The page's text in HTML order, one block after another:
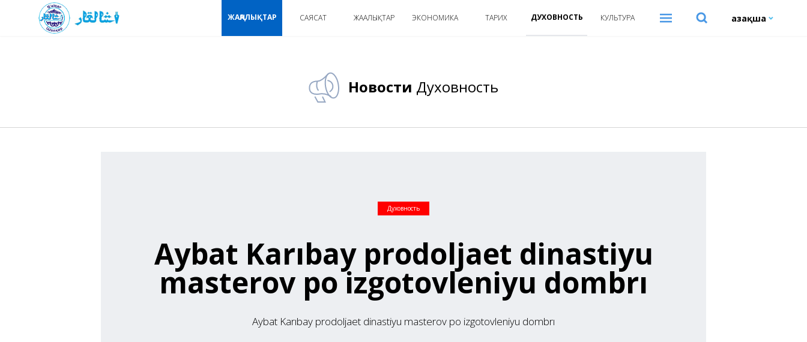
ЖАҢАЛЫҚТАР САЯСАТ ЖАҢАЛЫҚТАР ЭКОНОМИКА ТАРИХ ДУХОВНОСТЬ КУЛЬТУРА Қазақша
Новости Духовность
Духовность
Aybat Karıbay prodoljaet dinastiyu
masterov po izgotovleniyu dombrı
Aybat Karıbay prodoljaet dinastiyu masterov po izgotovleniyu dombrı